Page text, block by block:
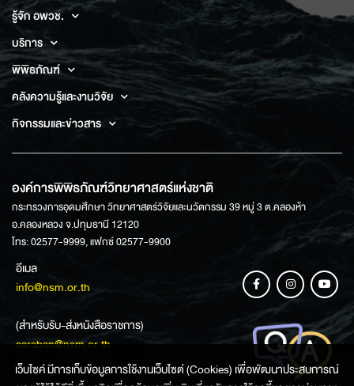
รู้จัก อพวช.
บริการ
พิพิธภัณฑ์
คลังความรู้และงานวิจัย
กิจกรรมและข่าวสาร
องค์การพิพิธภัณฑ์วิทยาศาสตร์แห่งชาติ
กระทรวงการอุดมศึกษา วิทยาศาสตร์วิจัยและนวัตกรรม 39 หมู่ 3 ต.คลองห้า
อ.คลองหลวง จ.ปทุมธานี 12120
โทร: 02577-9999, แฟกซ์ 02577-9900
อีเมล
info@nsm.or.th
(สำหรับรับ-ส่งหนังสือราชการ)
saraban@nsm.or.th
เว็บไซค์ มีการเก็บข้อมูลการใช้งานเว็บไซต์ (Cookies) เพื่อพัฒนาประสบการณ์